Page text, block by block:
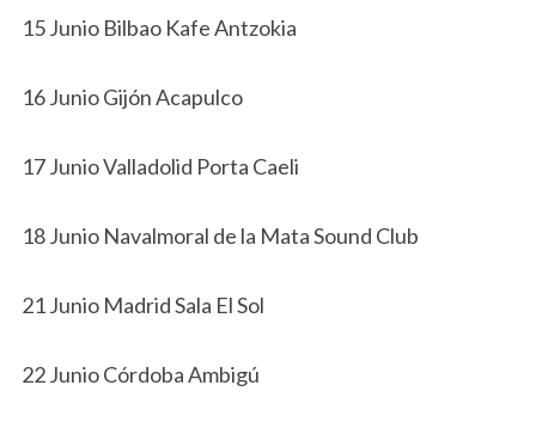
15 Junio Bilbao Kafe Antzokia
16 Junio Gijón Acapulco
17 Junio Valladolid Porta Caeli
18 Junio Navalmoral de la Mata Sound Club
21 Junio Madrid Sala El Sol
22 Junio Córdoba Ambigú